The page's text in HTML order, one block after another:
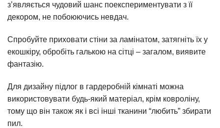
з’являється чудовий шанс поекспериментувати з її
декором, не побоюючись невдач.
Спробуйте приховати стіни за ламінатом, затягніть їх у
екошкіру, обробіть галькою на сітці – загалом, виявите
фантазію.
Для дизайну підлог в гардеробній кімнаті можна
використовувати будь-який матеріал, крім ковроліну,
тому що він також як і всі інші тканини “любить” збирати
пил.